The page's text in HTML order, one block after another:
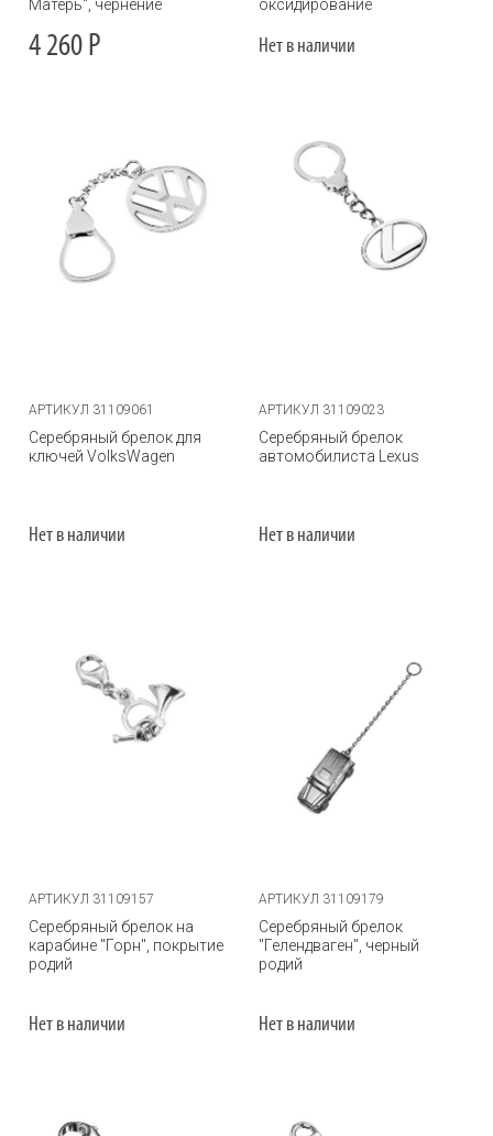
Матерь", чернение
4 260 Р
оксидирование
Нет в наличии
АРТИКУЛ 31109061
Серебряный брелок для
ключей VolksWagen
Нет в наличии
АРТИКУЛ 31109023
Серебряный брелок
автомобилиста Lexus
Нет в наличии
АРТИКУЛ 31109157
Серебряный брелок на
карабине "Горн", покрытие
родий
Нет в наличии
АРТИКУЛ 31109179
Серебряный брелок
"Гелендваген", черный
родий
Нет в наличии